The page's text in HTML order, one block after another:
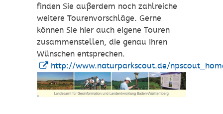
finden Sie außerdem noch zahlreiche
weitere Tourenvorschläge. Gerne
können Sie hier auch eigene Touren
zusammenstellen, die genau Ihren
Wünschen entsprechen.
http://www.naturparkscout.de/